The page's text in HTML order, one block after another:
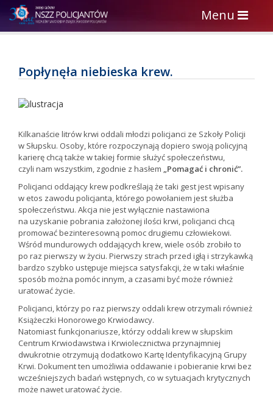
Toggle
navigation
Menu
Popłynęła niebieska krew.
Kilkanaście litrów krwi oddali młodzi policjanci ze Szkoły Policji
w Słupsku. Osoby, które rozpoczynają dopiero swoją policyjną
karierę chcą także w takiej formie służyć społeczeństwu,
czyli nam wszystkim, zgodnie z hasłem „Pomagać i chronić”.
Policjanci oddający krew podkreślają że taki gest jest wpisany
w etos zawodu policjanta, którego powołaniem jest służba
społeczeństwu. Akcja nie jest wyłącznie nastawiona
na uzyskanie pobrania założonej ilości krwi, policjanci chcą
promować bezinteresowną pomoc drugiemu człowiekowi.
Wśród mundurowych oddających krew, wiele osób zrobiło to
po raz pierwszy w życiu. Pierwszy strach przed igłą i strzykawką
bardzo szybko ustępuje miejsca satysfakcji, że w taki właśnie
sposób można pomóc innym, a czasami być może również
uratować życie.
Policjanci, którzy po raz pierwszy oddali krew otrzymali również
Książeczki Honorowego Krwiodawcy.
Natomiast funkcjonariusze, którzy oddali krew w słupskim
Centrum Krwiodawstwa i Krwiolecznictwa przynajmniej
dwukrotnie otrzymują dodatkowo Kartę Identyfikacyjną Grupy
Krwi. Dokument ten umożliwia oddawanie i pobieranie krwi bez
wcześniejszych badań wstępnych, co w sytuacjach krytycznych
może nawet uratować życie.